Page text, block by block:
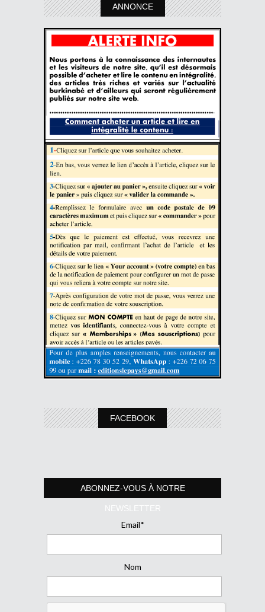
ANNONCE
FACEBOOK
ABONNEZ-VOUS À NOTRE
NEWSLETTER
Email*
Nom